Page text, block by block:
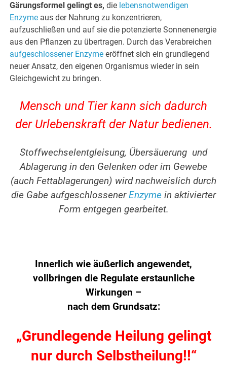
Gärungsformel gelingt es, die lebensnotwendigen
Enzyme aus der Nahrung zu konzentrieren,
aufzuschließen und auf sie die potenzierte Sonnenenergie
aus den Pflanzen zu übertragen. Durch das Verabreichen
aufgeschlossener Enzyme eröffnet sich ein grundlegend
neuer Ansatz, den eigenen Organismus wieder in sein
Gleichgewicht zu bringen.
Mensch und Tier kann sich dadurch
der Urlebenskraft der Natur bedienen.
Stoffwechselentgleisung, Übersäuerung und
Ablagerung in den Gelenken oder im Gewebe
(auch Fettablagerungen) wird nachweislich durch
die Gabe aufgeschlossenerEnzyme in aktivierter
Form entgegen gearbeitet.
Innerlich wie äußerlich angewendet,
vollbringen die Regulate erstaunliche
Wirkungen –
nach dem Grundsatz:
„Grundlegende Heilung gelingt
nur durch Selbstheilung!!“